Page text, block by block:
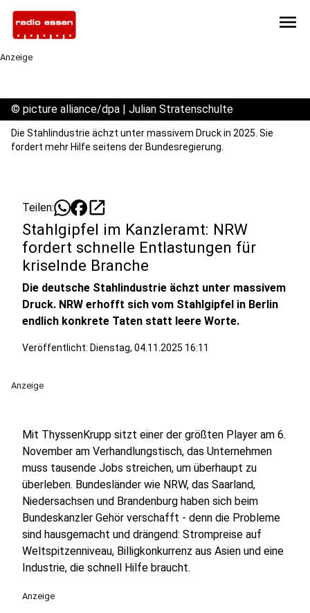
menu
Anzeige
© picture alliance/dpa | Julian Stratenschulte
Die Stahlindustrie ächzt unter massivem Druck in 2025. Sie
fordert mehr Hilfe seitens der Bundesregierung.
Teilen: open_in_new
Stahlgipfel im Kanzleramt: NRW
fordert schnelle Entlastungen für
kriselnde Branche
Die deutsche Stahlindustrie ächzt unter massivem
Druck. NRW erhofft sich vom Stahlgipfel in Berlin
endlich konkrete Taten statt leere Worte.
Veröffentlicht: Dienstag, 04.11.2025 16:11
Anzeige
Mit ThyssenKrupp sitzt einer der größten Player am 6.
November am Verhandlungstisch, das Unternehmen
muss tausende Jobs streichen, um überhaupt zu
überleben. Bundesländer wie NRW, das Saarland,
Niedersachsen und Brandenburg haben sich beim
Bundeskanzler Gehör verschafft - denn die Probleme
sind hausgemacht und drängend: Strompreise auf
Weltspitzenniveau, Billigkonkurrenz aus Asien und eine
Industrie, die schnell Hilfe braucht.
Anzeige